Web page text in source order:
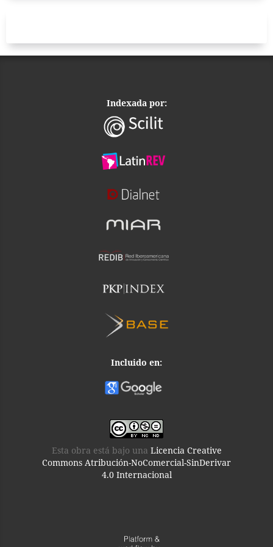
Indexada por:
Incluido en:
Esta obra está bajo una Licencia Creative
Commons Atribución-NoComercial-SinDerivar
4.0 Internacional